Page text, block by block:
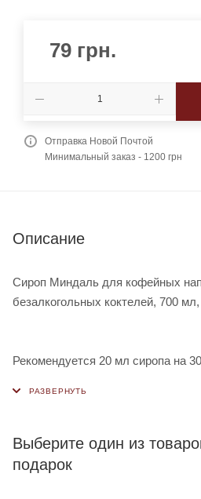
79 грн.
Отправка Новой Почтой
Минимальный заказ - 1200 грн
Описание
Сироп Миндаль для кофейных
безалкогольных коктелей, 700
Рекомендуется 20 мл сиропа на
Выберите один из
подарок